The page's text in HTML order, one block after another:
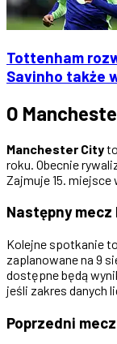
Tottenham
Savinho także
O
Manchester City
roku. Obecnie
Zajmuje 15.
Następny
Kolejne spotkanie to
zaplanowane na 9
dostępne będą
jeśli zakres danych
Poprzedni